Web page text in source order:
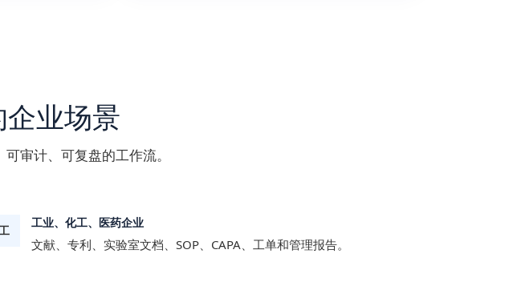
业场景
审计、可复盘的工作流。
工业、化工、医药企业
文献、专利、实验室文档、SOP、CAPA、工单和管理报告。